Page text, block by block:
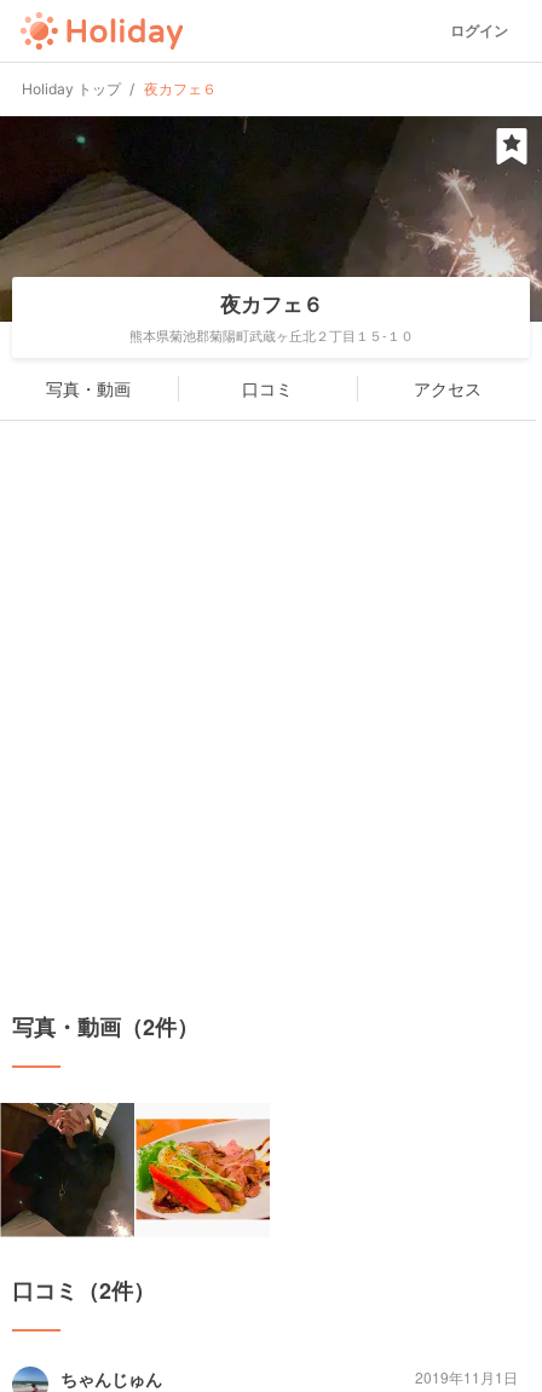
ログイン
Holiday トップ 夜カフェ６
夜カフェ６
熊本県菊池郡菊陽町武蔵ヶ丘北２丁目１５-１０
写真・動画 口コミ アクセス
写真・動画（2件）
口コミ（2件）
ちゃんじゅん 2019年11月1日